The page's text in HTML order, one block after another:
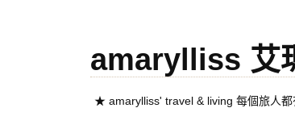
amarylliss 艾
★ amarylliss' travel & living 每個旅人都